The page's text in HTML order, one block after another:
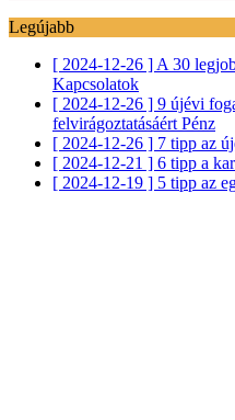
Legújabb
[ 2024-12-26 ] A 30
Kapcsolatok
[ 2024-12-26 ] 9 újévi
felvirágoztatásáért Pénz
[ 2024-12-26 ] 7 tipp az
[ 2024-12-21 ] 6 tipp a
[ 2024-12-19 ] 5 tipp az